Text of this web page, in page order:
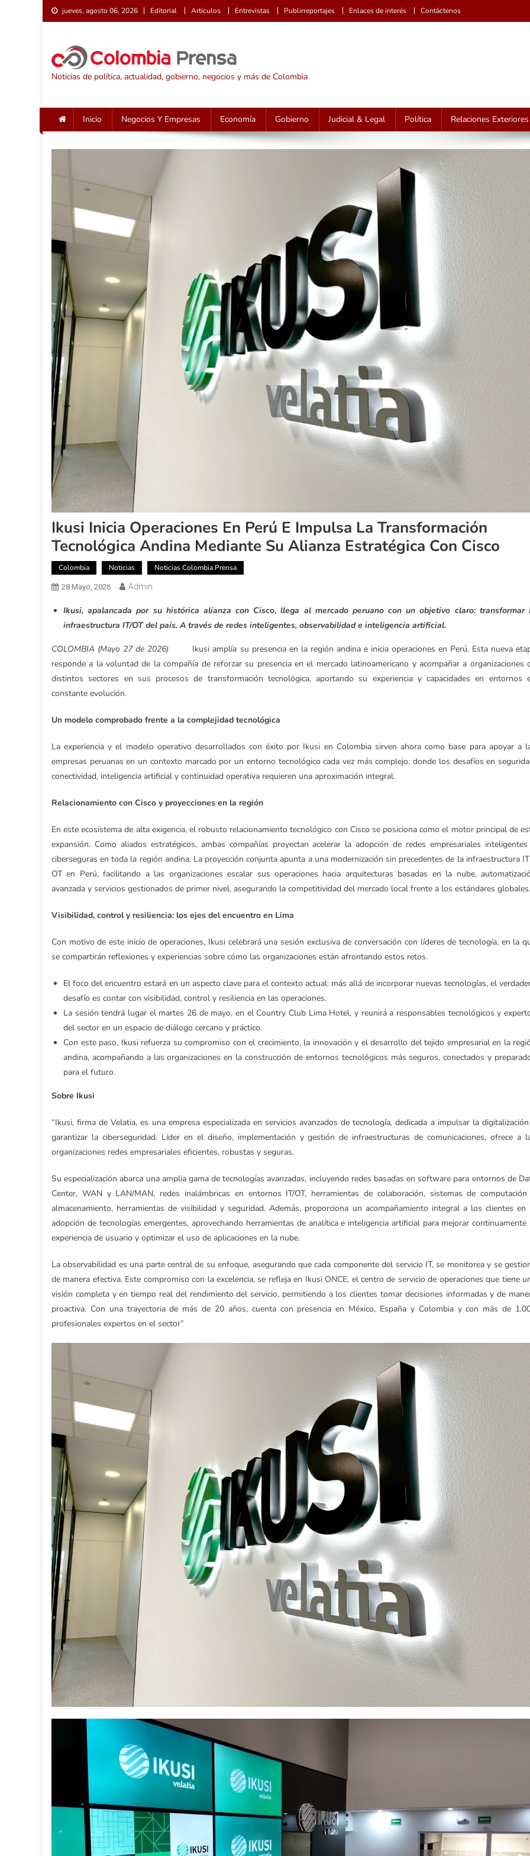
Saltar
al
jueves, agosto 06, 2026 Editorial Artículos Entrevistas Publirreportajes Enlaces de interés Contáctenos
Noticias de política, actualidad, gobierno, negocios y más de Colombia
Inicio Negocios Y Empresas Economía Gobierno Judicial & Legal Política Relaciones Exteriores
Ikusi Inicia Operaciones En Perú E Impulsa La Transformación
Tecnológica Andina Mediante Su Alianza Estratégica Con Cisco
Colombia Noticias Noticias Colombia Prensa
28 Mayo, 2026 Admin
Ikusi, apalancada por su histórica alianza con Cisco, llega al mercado peruano con un objetivo claro: transformar
infraestructura IT/OT del país. A través de redes inteligentes, observabilidad e inteligencia artificial.
COLOMBIA (Mayo 27 de 2026) Ikusi amplía su presencia en la región andina e inicia operaciones en Perú. Esta nueva
responde a la voluntad de la compañía de reforzar su presencia en el mercado latinoamericano y acompañar a organizaciones
distintos sectores en sus procesos de transformación tecnológica, aportando su experiencia y capacidades en entornos
constante evolución.
Un modelo comprobado frente a la complejidad tecnológica
La experiencia y el modelo operativo desarrollados con éxito por Ikusi en Colombia sirven ahora como base para apoyar a
empresas peruanas en un contexto marcado por un entorno tecnológico cada vez más complejo, donde los desafíos en
conectividad, inteligencia artificial y continuidad operativa requieren una aproximación integral.
Relacionamiento con Cisco y proyecciones en la región
En este ecosistema de alta exigencia, el robusto relacionamiento tecnológico con Cisco se posiciona como el motor principal de
expansión. Como aliados estratégicos, ambas compañías proyectan acelerar la adopción de redes empresariales
ciberseguras en toda la región andina. La proyección conjunta apunta a una modernización sin precedentes de la infraestructura
OT en Perú, facilitando a las organizaciones escalar sus operaciones hacia arquitecturas basadas en la nube,
avanzada y servicios gestionados de primer nivel, asegurando la competitividad del mercado local frente a los estándares globales.
Visibilidad, control y resiliencia: los ejes del encuentro en Lima
Con motivo de este inicio de operaciones, Ikusi celebrará una sesión exclusiva de conversación con líderes de tecnología, en la
se compartirán reflexiones y experiencias sobre cómo las organizaciones están afrontando estos retos.
El foco del encuentro estará en un aspecto clave para el contexto actual: más allá de incorporar nuevas tecnologías, el
desafío es contar con visibilidad, control y resiliencia en las operaciones.
La sesión tendrá lugar el martes 26 de mayo, en el Country Club Lima Hotel, y reunirá a responsables tecnológicos y
del sector en un espacio de diálogo cercano y práctico.
Con este paso, Ikusi refuerza su compromiso con el crecimiento, la innovación y el desarrollo del tejido empresarial en la
andina, acompañando a las organizaciones en la construcción de entornos tecnológicos más seguros, conectados y
para el futuro.
Sobre Ikusi
“Ikusi, firma de Velatia, es una empresa especializada en servicios avanzados de tecnología, dedicada a impulsar la
garantizar la ciberseguridad. Líder en el diseño, implementación y gestión de infraestructuras de comunicaciones, ofrece a
organizaciones redes empresariales eficientes, robustas y seguras.
Su especialización abarca una amplia gama de tecnologías avanzadas, incluyendo redes basadas en software para entornos de
Center, WAN y LAN/MAN, redes inalámbricas en entornos IT/OT, herramientas de colaboración, sistemas de
almacenamiento, herramientas de visibilidad y seguridad. Además, proporciona un acompañamiento integral a los clientes en
adopción de tecnologías emergentes, aprovechando herramientas de analítica e inteligencia artificial para mejorar continuamente
experiencia de usuario y optimizar el uso de aplicaciones en la nube.
La observabilidad es una parte central de su enfoque, asegurando que cada componente del servicio IT, se monitorea y se
de manera efectiva. Este compromiso con la excelencia, se refleja en Ikusi ONCE, el centro de servicio de operaciones que tiene
visión completa y en tiempo real del rendimiento del servicio, permitiendo a los clientes tomar decisiones informadas y de
proactiva. Con una trayectoria de más de 20 años, cuenta con presencia en México, España y Colombia y con más de
profesionales expertos en el sector”